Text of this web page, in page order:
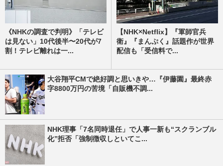
《NHKの調査で判明》「テレビ
は見ない」10代後半〜20代が7
割！テレビ離れは一...
【NHK×Netflix】『軍師官兵
衛』『まんぷく』話題作が世界
配信も「受信料で...
大谷翔平CMで絶好調と思いきや…『伊藤園』最終赤
字8800万円の苦境「自販機不調...
NHK理事「7名同時退任」で人事一新も“スクランブル
化”拒否「強制徴収しといてこ...